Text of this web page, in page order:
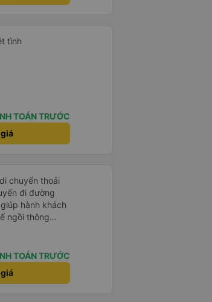
tình
TOÁN TRƯỚC
chuyển thoải
đi đường
hành khách
ngồi thông
và WiFi, tạo
đảm bảo an
TOÁN TRƯỚC